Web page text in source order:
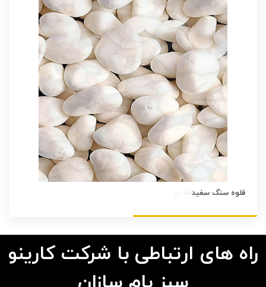
قلوه سنگ سفید
راه های ارتباطی با شرکت کارینو